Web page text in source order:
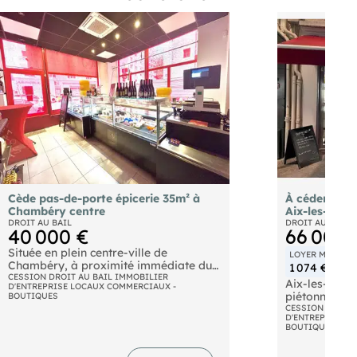
Cède pas-de-porte épicerie 35m² à
Chambéry centre
DROIT AU BAIL
40 000 €
Située en plein centre-ville de
Chambéry, à proximité immédiate du
marché et au sein d'une rue
particulièrement passante, cette
charmante épicerie bénéficie d'un
CESSION DROIT AU BAIL IMMOBILIER
D'ENTREPRISE LOCAUX COMMERCIAUX -
BOUTIQUES
À céder
Aix-les-
DROIT AU BAIL
66 000
LOYER
1 074 €
Aix-les-
piétonne
au bail d'un
Grand
coulissante.
CESSION
D'ENTREPRISE
BOUTIQUES